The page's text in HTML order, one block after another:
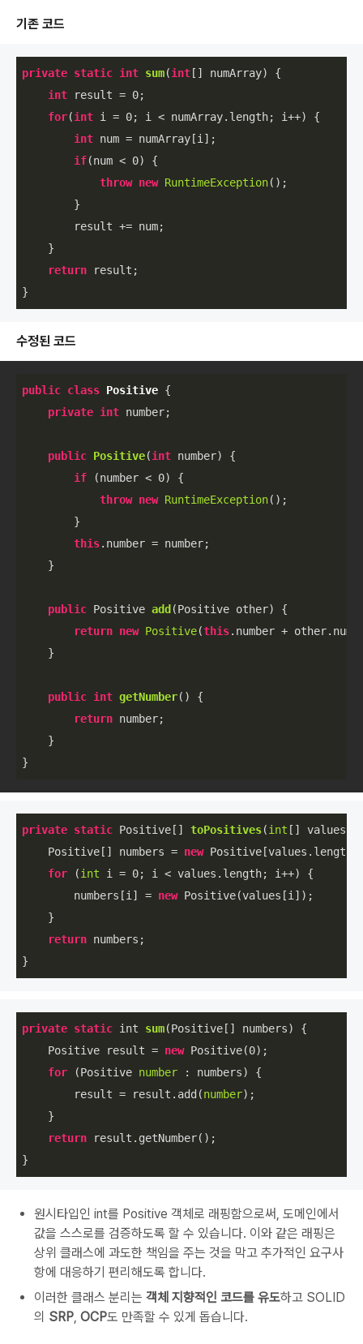
기존 코드
private static int sum(int [] numArray)
{
int result = 0;
for(int i = 0; i < numArray.length; i++) {
int num = numArray[i];
if(num < 0) {
throw new RuntimeException();
        }
        result += num;
    }
return result;
}
수정된 코드
public class Positive {
private int number;
public Positive(int number)
{
if (number < 0) {
throw new RuntimeException();
        }
this.number = number;
    }
public Positive add (Positive other)
{
return new Positive(this.number +
    }
public int getNumber()
{
return number;
    }
}
private static Positive[] toPositives(int [] values
    Positive[] numbers =
new
for (int i = 0; i < values.length; i++) {
        numbers[i] =
new Positive(values[i]);
    }
return numbers;
}
private static int sum(Positive[] numbers)
{
    Positive result =
new Positive(0);
for (Positive number : numbers) {
        result = result.add(
number);
    }
return result.getNumber();
}
원시타입인 int를 Positive 객체로 래핑함으로써, 도메인에서
값을 스스로를 검증하도록 할 수 있습니다. 이와 같은 래핑은
상위 클래스에 과도한 책임을 주는 것을 막고 추가적인 요구사
항에 대응하기 편리해도록 합니다.
이러한 클래스 분리는 객체 지향적인 코드를 유도하고 SOLID
의 SRP, OCP도 만족할 수 있게 돕습니다.